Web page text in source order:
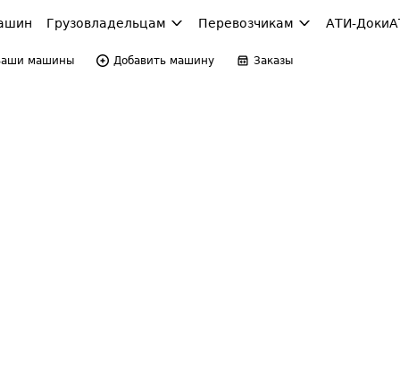
Грузовладельцам Перевозчикам АТИ-Доки
машины Добавить машину Заказы